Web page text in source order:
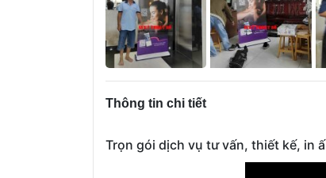
Thông tin chi tiết
Trọn gói dịch vụ tư vấn, thiết kế, in